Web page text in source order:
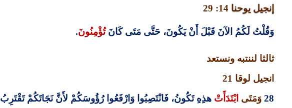
إنجيل يوحنا 14: 29
وَقُلْتُ لَكُمُ الآنَ قَبْلَ أَنْ يَكُونَ، حَتَّى مَتَى كَانَتُؤْمِنُونَ.
ثالثا لننتبه ونستعد
انجيل لوقا 21
28 وَمَتَى ابْتَدَأَتْ هذِهِ تَكُونُ، فَانْتَصِبُوا وَارْفَعُوا رُؤُوسَكُمْ لأَنَّ نَجَاتَكُمْ تَقْتَرِبُ